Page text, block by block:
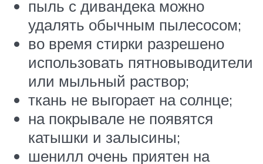
пыль с дивандека можно
удалять обычным пылесосом;
во время стирки разрешено
использовать пятновыводители
или мыльный раствор;
ткань не выгорает на солнце;
на покрывале не появятся
катышки и залысины;
шенилл очень приятен на